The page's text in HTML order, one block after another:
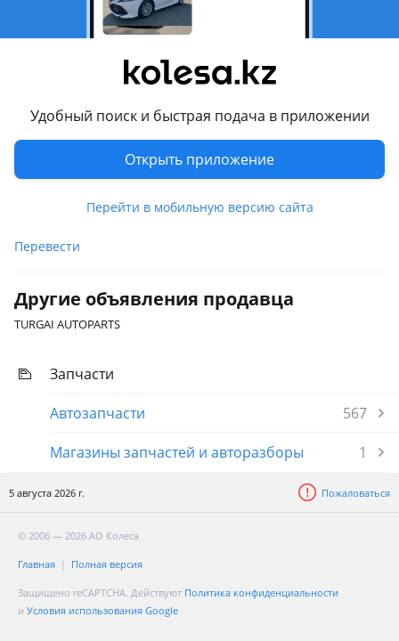
Удобный поиск и быстрая подача в приложении
Открыть приложение
Перейти в мобильную версию сайта
Оригинальные авто запчасти для Тойота Лексус Toyota
Lexus.
В продаже задний фонарь туманка левая в бампер
оригинал для Lexus GX 460 Лексус ГХ 460 с 2009 по 2013 год
выпуска.
Наличие и актуальную цену уточняйте у менеджера, по
указанному телефону.
Мы находимся в г. Астана.
Перевести
Другие объявления продавца
TURGAI AUTOPARTS
Запчасти
Автозапчасти
567
Магазины запчастей и авторазборы
1
5 августа 2026 г. Пожаловаться
© 2006 — 2026 АО Колеса
Главная Полная версия
Защищено reCAPTCHA. Действуют Политика конфиденциальности
и Условия использования Google